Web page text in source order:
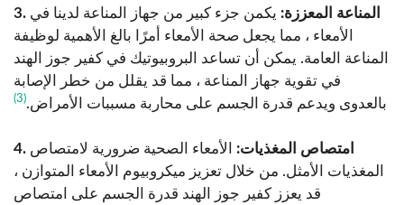
3. المناعة المعززة: يكمن جزء كبير من جهاز المناعة لدينا في
الأمعاء ، مما يجعل صحة الأمعاء أمرًا بالغ الأهمية لوظيفة
المناعة العامة. يمكن أن تساعد البروبيوتيك في كفير جوز الهند
في تقوية جهاز المناعة ، مما قد يقلل من خطر الإصابة
بالعدوى ويدعم قدرة الجسم على محاربة مسببات الأمراض.(3)
4. امتصاص المغذيات:
الأمعاء الصحية ضرورية لامتصاص
المغذيات الأمثل. من خلال تعزيز ميكروبيوم الأمعاء المتوازن ،
قد يعزز كفير جوز الهند قدرة الجسم على امتصاص